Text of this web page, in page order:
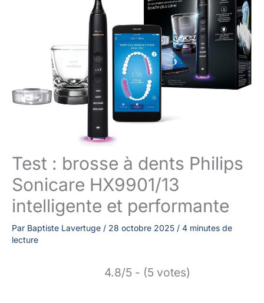
Test : brosse à dents Philips
Sonicare HX9901/13
intelligente et performante
Par Baptiste Lavertuge / 28 octobre 2025 / 4 minutes de
lecture
4.8/5 - (5 votes)